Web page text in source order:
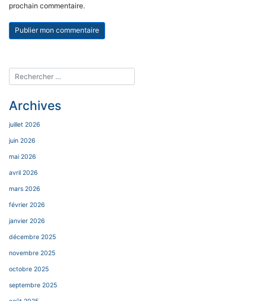
prochain commentaire.
Archives
juillet 2026
juin 2026
mai 2026
avril 2026
mars 2026
février 2026
janvier 2026
décembre 2025
novembre 2025
octobre 2025
septembre 2025